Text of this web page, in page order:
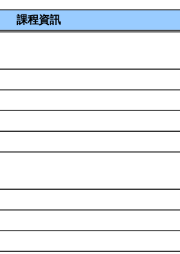
課程資訊